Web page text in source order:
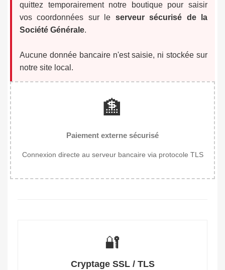
quittez temporairement notre boutique pour saisir
vos coordonnées sur le serveur sécurisé de la
Société Générale.
Aucune donnée bancaire n'est saisie, ni stockée sur
notre site local.
🏦
Paiement externe sécurisé
Connexion directe au serveur bancaire via protocole TLS
🔐
Cryptage SSL / TLS